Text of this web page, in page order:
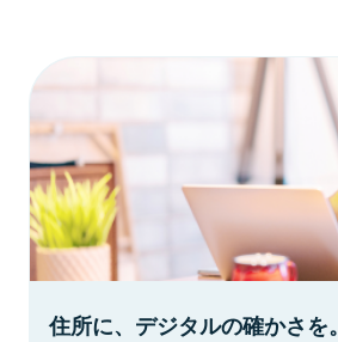
住所に、デジタルの確かさを。